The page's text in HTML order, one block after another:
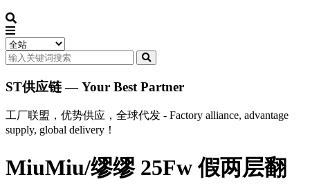
ST供应链 — Your Best Partner
工厂联盟，优势供应，全球代发 - Factory alliance, advantage
supply, global delivery！
MiuMiu/缪缪 25Fw 假两层翻